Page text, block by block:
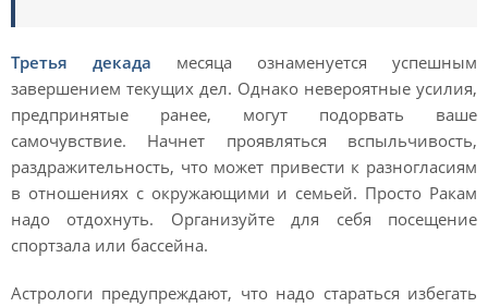
Третья декада месяца ознаменуется успешным
завершением текущих дел. Однако невероятные усилия,
предпринятые ранее, могут подорвать ваше
самочувствие. Начнет проявляться вспыльчивость,
раздражительность, что может привести к разногласиям
в отношениях с окружающими и семьей. Просто Ракам
надо отдохнуть. Организуйте для себя посещение
спортзала или бассейна.
Астрологи предупреждают, что надо стараться избегать